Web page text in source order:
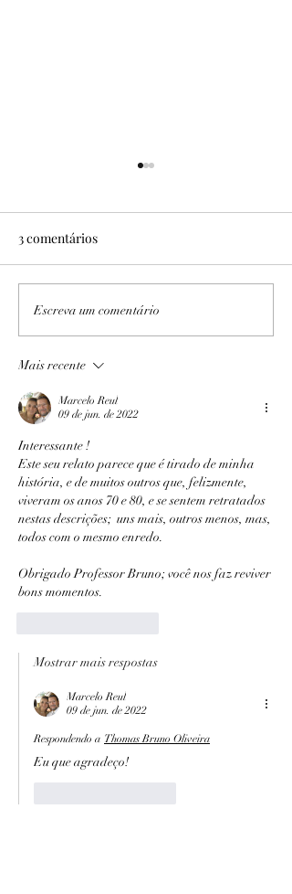
3 comentários
Escreva um comentário
Mais recente
Marcelo Reul
09 de jun. de 2022
Interessante !
Este seu relato parece que é tirado de minha
história, e de muitos outros que, felizmente,
viveram os anos 70 e 80, e se sentem retratados
nestas descrições;  uns mais, outros menos, mas,
todos com o mesmo enredo.
Obrigado Professor Bruno; você nos faz reviver
bons momentos.
Mostrar mais respostas
Marcelo Reul
09 de jun. de 2022
Respondendo a Thomas Bruno Oliveira
Eu que agradeço!